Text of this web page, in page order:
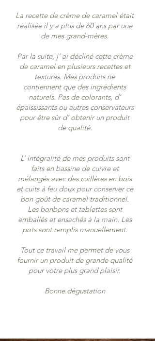
La recette de crème de caramel était
réalisée il y a plus de 60 ans par une
de mes grand-mères.
Par la suite, j’ ai décliné cette crème
de caramel en plusieurs recettes et
textures. Mes produits ne
contiennent que des ingrédients
naturels. Pas de colorants, d’
épaississants ou autres conservateurs
pour être sûr d’ obtenir un produit
de qualité.
L’ intégralité de mes produits sont
faits en bassine de cuivre et
mélangés avec des cuillères en bois
et cuits à feu doux pour conserver ce
bon goût de caramel traditionnel.
Les bonbons et tablettes sont
emballés et ensachés à la main. Les
pots sont remplis manuellement.
Tout ce travail me permet de vous
fournir un produit de grande qualité
pour votre plus grand plaisir.
Bonne dégustation